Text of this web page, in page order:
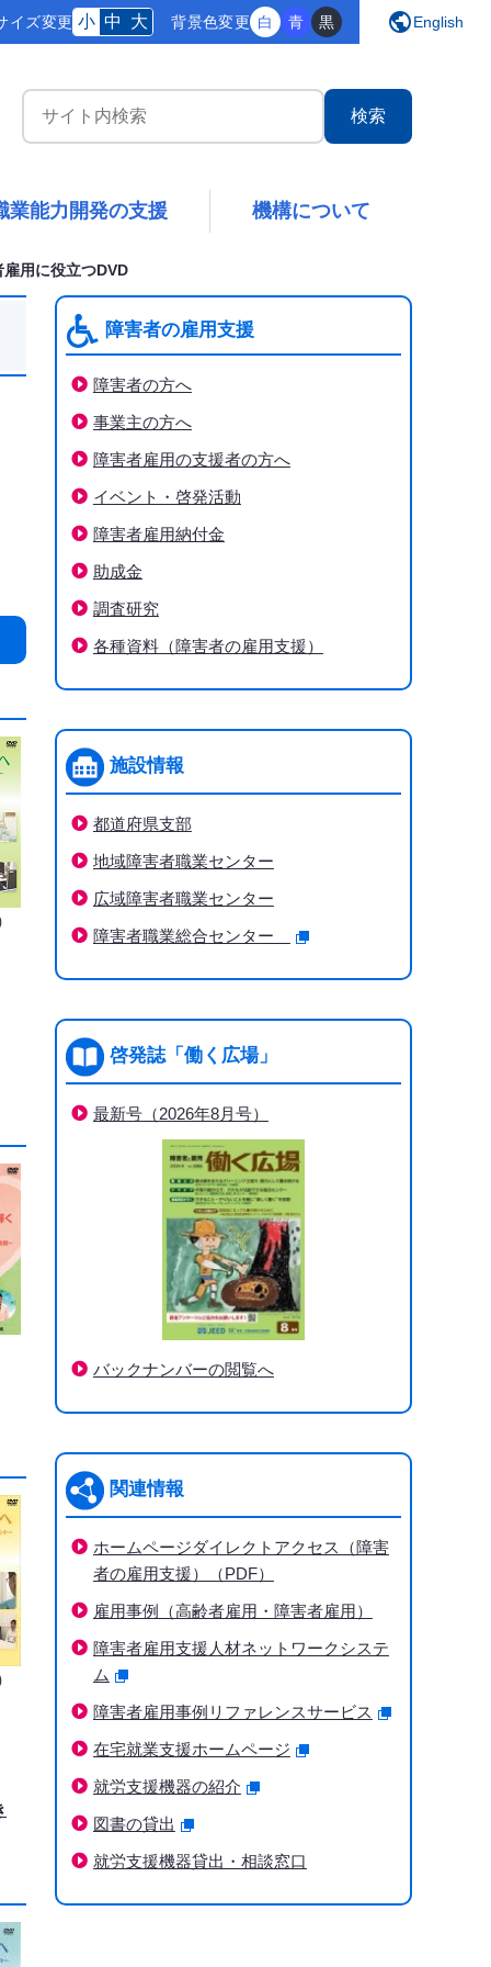
イズ変更 小 中 大 背景色変更 白 青 黒 publicEnglish
サイト内検索
業能力開発の支援 機構について
雇用に役立つDVD
障害者の雇用支援
障害者の方へ
事業主の方へ
障害者雇用の支援者の方へ
イベント・啓発活動
障害者雇用納付金
助成金
調査研究
各種資料（障害者の雇用支援）
施設情報
都道府県支部
地域障害者職業センター
広域障害者職業センター
障害者職業総合センター
啓発誌「働く広場」
最新号（2026年8月号）
バックナンバーの閲覧へ
関連情報
ホームページダイレクトアクセス（障害
者の雇用支援）（PDF）
雇用事例（高齢者雇用・障害者雇用）
障害者雇用支援人材ネットワークシステ
ム
障害者雇用事例リファレンスサービス
在宅就業支援ホームページ
就労支援機器の紹介
図書の貸出
就労支援機器貸出・相談窓口